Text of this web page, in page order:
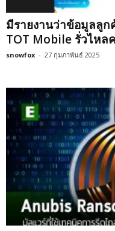
มีรายงานว่าข้อมูลลูก
TOT Mobile รั่วไหล
snowfox - 27 กุมภาพันธ์ 2025